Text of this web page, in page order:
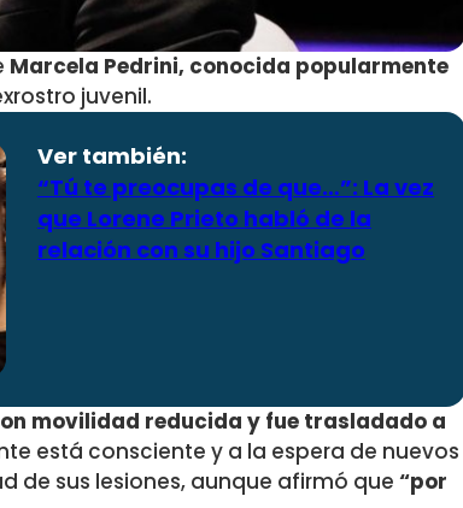
Marcela Pedrini, conocida popularmente
juvenil.
Ver también:
“Tú te preocupas de que…”: La vez
que Lorene Prieto habló de la
relación con su hijo Santiago
movilidad reducida y fue trasladado a
está consciente y a la espera de nuevos
de sus lesiones, aunque afirmó que “por